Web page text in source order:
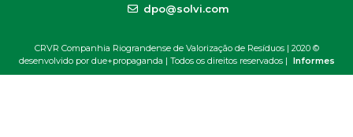
dpo@solvi.com
CRVR Companhia Riograndense de Valorização de Resíduos | 2020 ©
desenvolvido por due+propaganda | Todos os direitos reservados | Informes